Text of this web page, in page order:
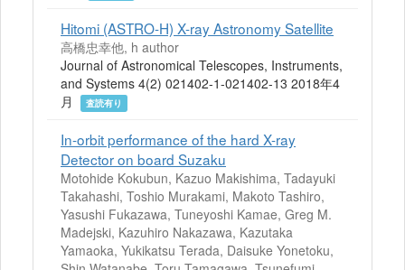
Hitomi (ASTRO-H) X-ray Astronomy Satellite
高橋忠幸他, h author
Journal of Astronomical Telescopes, Instruments,
and Systems 4(2) 021402-1-021402-13 2018年4
月
査読有り
In-orbit performance of the hard X-ray
Detector on board Suzaku
Motohide Kokubun, Kazuo Makishima, Tadayuki
Takahashi, Toshio Murakami, Makoto Tashiro,
Yasushi Fukazawa, Tuneyoshi Kamae, Greg M.
Madejski, Kazuhiro Nakazawa, Kazutaka
Yamaoka, Yukikatsu Terada, Daisuke Yonetoku,